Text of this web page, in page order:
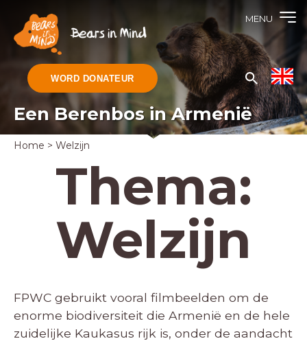
MENU
WORD DONATEUR
Een Berenbos in Armenië
Home > Welzijn
Thema:
Welzijn
FPWC gebruikt vooral filmbeelden om de
enorme biodiversiteit die Armenië en de hele
zuidelijke Kaukasus rijk is, onder de aandacht